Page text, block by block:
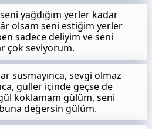
yağdığım yerler kadar
olsam seni estiğim yerler
sadece deliyim ve seni
çok seviyorum.
susmayınca, sevgi olmaz
güller içinde geçse de
koklamam gülüm, seni
değersin gülüm.